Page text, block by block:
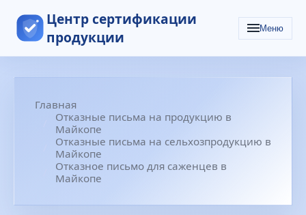
Центр сертификации
продукции
Меню
Главная
Отказные письма на продукцию в
Майкопе
Отказные письма на сельхозпродукцию в
Майкопе
Отказное письмо для саженцев в
Майкопе